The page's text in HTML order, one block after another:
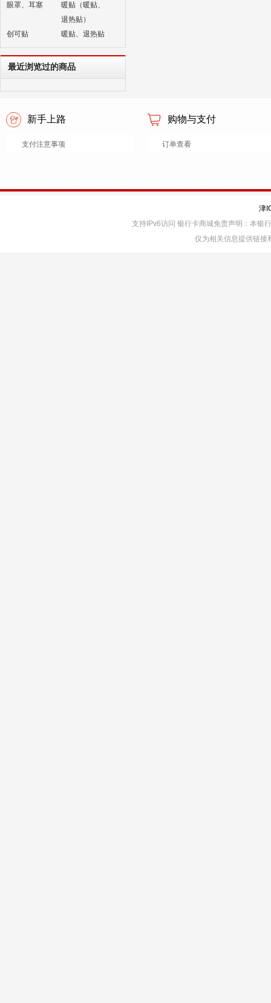
眼罩、耳塞
暖贴（暖贴、
退热贴）
创可贴
暖贴、退热贴
最近浏览过的商品
新手上路
支付注意事项
购物与支付
订单查看
津
支持IPv6访问 银行卡商城免责声明：本银
仅为相关信息提供链接